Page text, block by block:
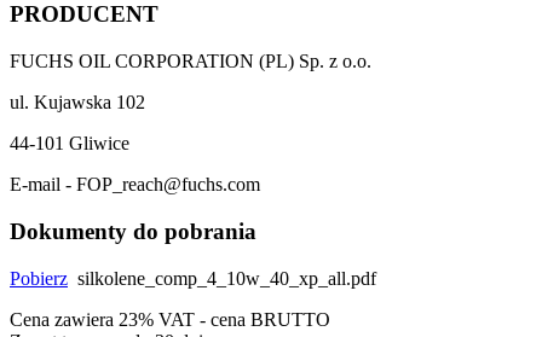
PRODUCENT
FUCHS OIL CORPORATION (PL) Sp. z o.o.
ul. Kujawska 102
44-101 Gliwice
E-mail - FOP_reach@fuchs.com
Dokumenty do pobrania
Pobierz silkolene_comp_4_10w_40_xp_all.pdf
Cena zawiera 23% VAT - cena BRUTTO